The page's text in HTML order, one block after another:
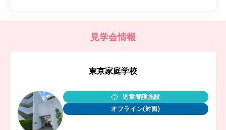
見学会情報
東京家庭学校
児童養護施設
オフライン(対面)